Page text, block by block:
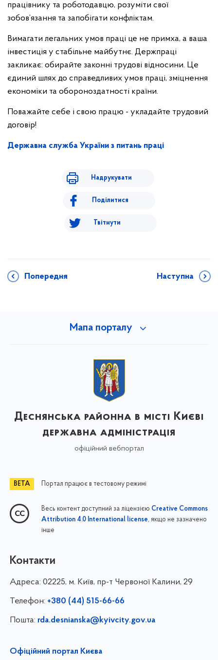
працівнику та роботодавцю, розуміти свої
зобов’язання та запобігати конфліктам.
Вимагати легальних умов праці це не примха, а ваша
інвестиція у стабільне майбутнє. Держпраці
закликає: обирайте законні трудові відносини. Це
єдиний шлях до справедливих умов праці, зміцнення
економіки та обороноздатності країни.
Поважайте себе і свою працю - укладайте трудовий
договір!
Державна служба України з питань праці
Надрукувати
Поділитися
Твітнути
Попередня Наступна
Мапа порталу
Деснянська районна в місті Києві
державна адміністрація
офіційний вебпортал
Портал працює в тестовому режимі
Весь контент доступний за ліцензією Creative Commons
Attribution 4.0 International license, якщо не зазначено
інше
Контакти
Адреса: 02225, м. Київ, пр-т Червоної Калини, 29
Телефон: +380 (44) 515-66-66
Пошта: rda.desnianska@kyivcity.gov.ua
Офіційний портал Києва